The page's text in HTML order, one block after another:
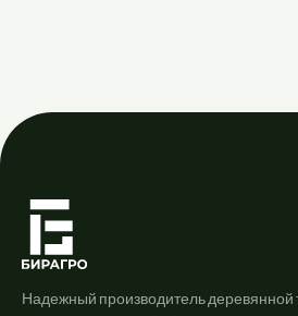
Надежный производитель деревянной